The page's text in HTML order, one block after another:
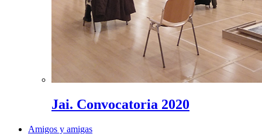
Jai. Convocatoria 2020
Amigos y amigas